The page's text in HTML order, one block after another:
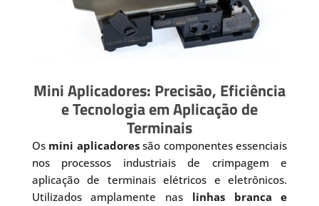
Mini Aplicadores: Precisão, Eficiência
e Tecnologia em Aplicação de
Terminais
Os mini aplicadoressão componentes essenciais
nos processos industriais de crimpagem e
aplicação de terminais elétricos e eletrônicos.
Utilizados amplamente nas linhas branca e